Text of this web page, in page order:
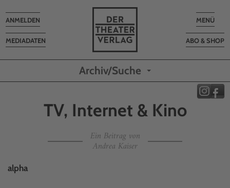
Toggle
MENÜ
ABO & SHOP
MEDIADATEN
Toggle
navigation
ANMELDEN
Archiv/Suche
TV, Internet & Kino
Ein Beitrag von
Andrea Kaiser
alpha